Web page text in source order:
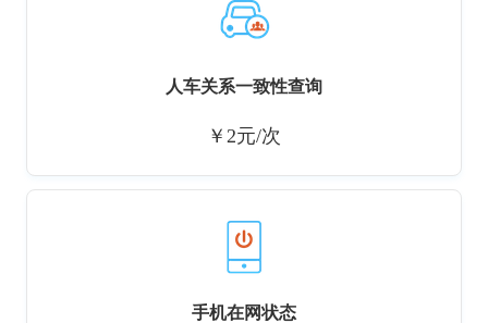
人车关系一致性查询
￥2元/次
手机在网状态